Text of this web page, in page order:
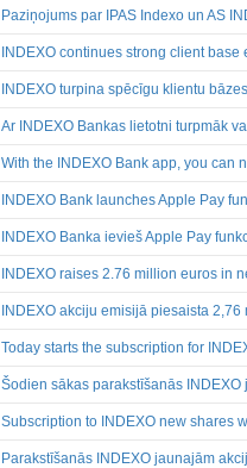
Paziņojums par IPAS Indexo un AS
INDEXO continues strong client
INDEXO turpina spēcīgu klientu
Ar INDEXO Bankas lietotni turpmāk
With the INDEXO Bank app, you can
INDEXO Bank launches Apple Pay
INDEXO Banka ievieš Apple Pay
INDEXO raises 2.76 million euros in
INDEXO akciju emisijā piesaista
Today starts the subscription for
Šodien sākas parakstīšanās
Subscription to INDEXO new shares
Parakstīšanās INDEXO jaunajām